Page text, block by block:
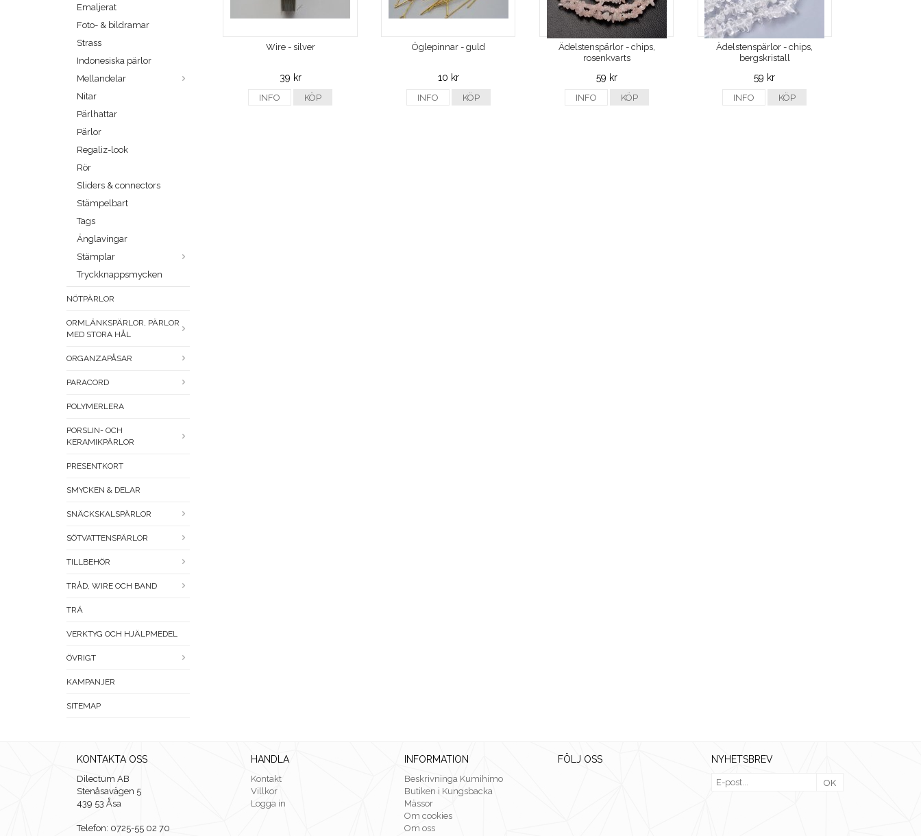
Emaljerat
Foto- & bildramar
Strass
Indonesiska pärlor
Mellandelar
Nitar
Pärlhattar
Pärlor
Regaliz-look
Rör
Sliders & connectors
Stämpelbart
Tags
Änglavingar
Stämplar
Tryckknappsmycken
NÖTPÄRLOR
ORMLÄNKSPÄRLOR, PÄRLOR
MED STORA HÅL
ORGANZAPÅSAR
PARACORD
POLYMERLERA
PORSLIN- OCH
KERAMIKPÄRLOR
PRESENTKORT
SMYCKEN & DELAR
SNÄCKSKALSPÄRLOR
SÖTVATTENSPÄRLOR
TILLBEHÖR
TRÅD, WIRE OCH BAND
TRÄ
VERKTYG OCH HJÄLPMEDEL
ÖVRIGT
KAMPANJER
SITEMAP
Wire - silver
39 kr
INFO KÖP
Öglepinnar - guld
10 kr
INFO KÖP
Ädelstenspärlor - chips,
rosenkvarts
59 kr
INFO KÖP
Ädelstenspärlor - chips,
bergskristall
59 kr
INFO KÖP
KONTAKTA OSS
Dilectum AB
Stenåsavägen 5
439 53 Åsa
Telefon: 0725-55 02 70
HANDLA
Kontakt
Villkor
Logga in
INFORMATION
Beskrivninga Kumihimo
Butiken i Kungsbacka
Mässor
Om cookies
Om oss
FÖLJ OSS NYHETSBREV
OK